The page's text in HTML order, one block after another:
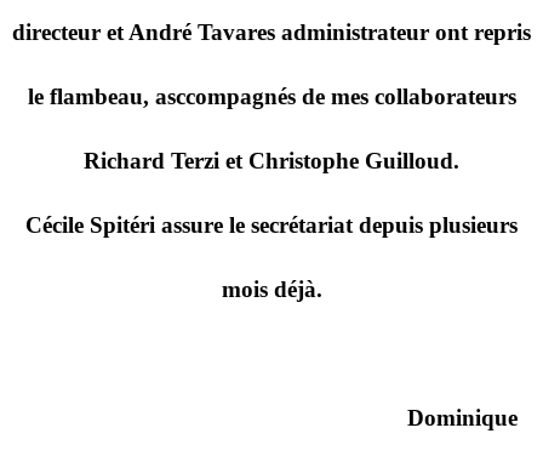
directeur et André Tavares administrateur ont repris
le flambeau, asccompagnés de mes collaborateurs
Richard Terzi et Christophe Guilloud.
Cécile Spitéri assure le secrétariat depuis plusieurs
mois déjà.
Dominique